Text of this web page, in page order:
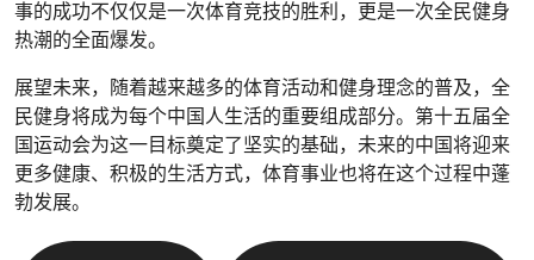
事的成功不仅仅是一次体育竞技的胜利，更是一次全民健身
热潮的全面爆发。
展望未来，随着越来越多的体育活动和健身理念的普及，全
民健身将成为每个中国人生活的重要组成部分。第十五届全
国运动会为这一目标奠定了坚实的基础，未来的中国将迎来
更多健康、积极的生活方式，体育事业也将在这个过程中蓬
勃发展。